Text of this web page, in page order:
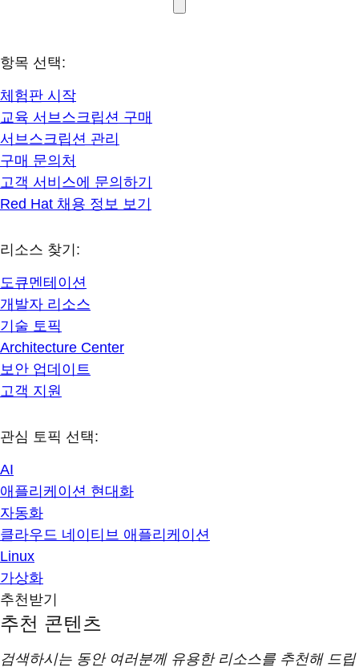
항목 선택:
체험판 시작
교육 서브스크립션 구매
서브스크립션 관리
구매 문의처
고객 서비스에 문의하기
Red Hat 채용 정보 보기
리소스 찾기:
도큐멘테이션
개발자 리소스
기술 토픽
Architecture Center
보안 업데이트
고객 지원
관심 토픽 선택:
AI
애플리케이션 현대화
자동화
클라우드 네이티브 애플리케이션
Linux
가상화
추천받기
추천 콘텐츠
검색하시는 동안 여러분께 유용한 리소스를 추천해 드립